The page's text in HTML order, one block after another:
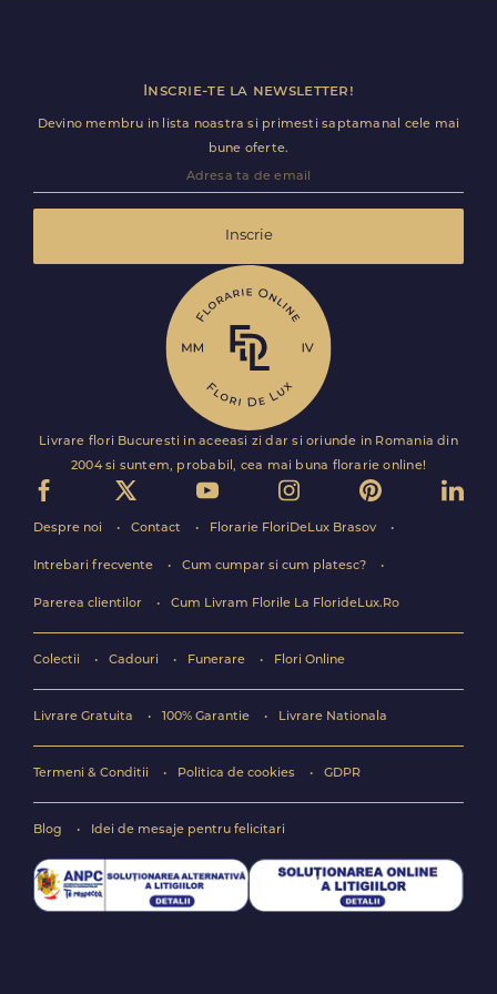
Inscrie-te la newsletter!
Devino membru in lista noastra si primesti saptamanal cele mai
bune oferte.
Inscrie
Livrare flori Bucuresti in aceeasi zi dar si oriunde in Romania din
2004 si suntem, probabil, cea mai buna florarie online!
Despre noi Contact Florarie FloriDeLux Brasov
Intrebari frecvente Cum cumpar si cum platesc?
Parerea clientilor Cum Livram Florile La FlorideLux.Ro
Colectii Cadouri Funerare Flori Online
Livrare Gratuita 100% Garantie Livrare Nationala
Termeni & Conditii Politica de cookies GDPR
Blog Idei de mesaje pentru felicitari